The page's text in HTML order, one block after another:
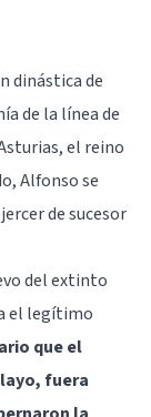
dinástica de
de la línea de
el reino
Alfonso se
de sucesor
del extinto
el legítimo
que el
fuera